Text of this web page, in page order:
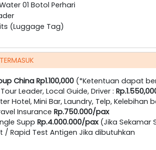
01 Botol Perhari
(Luggage Tag)
China Rp1.100,000 (*Ketentuan dapat
Leader, Local Guide, Driver :
Hotel, Mini Bar, Laundry, Telp, Kelebihan
Insurance Rp.750.000/pax
Supp Rp.4.000.000/pax(Jika Sekamar
/ Rapid Test Antigen Jika dibutuhkan